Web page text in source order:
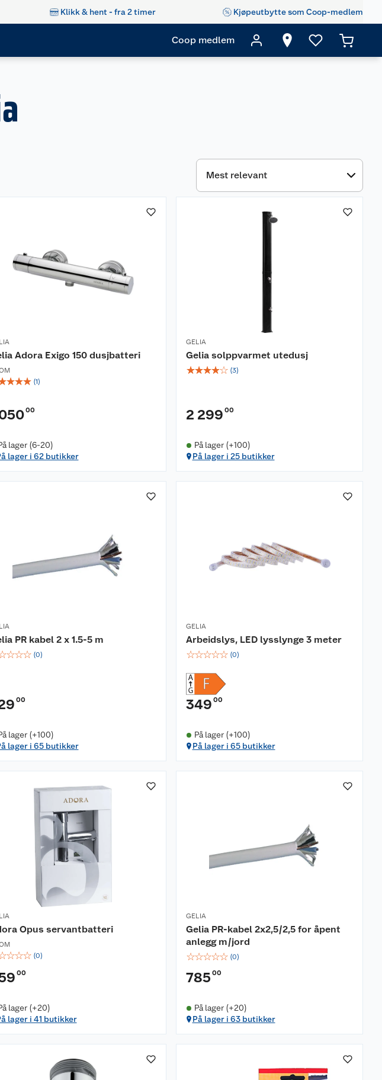
Klikk & hent - fra 2 timer Kjøpeutbytte som Coop-medlem
Coop medlem
Adora Exigo 150 dusjbatteri
☆☆☆ (1)
00
lager (6-20)
lager i 62 butikker
GELIA
Gelia solppvarmet utedusj
☆☆☆☆☆ (3)
2 299 00
På lager (+100)
På lager i 25 butikker
PR kabel 2 x 1.5-5 m
☆☆☆ (0)
00
lager (+100)
lager i 65 butikker
GELIA
Arbeidslys, LED lysslynge 3 meter
☆☆☆☆☆ (0)
349 00
På lager (+100)
På lager i 65 butikker
Opus servantbatteri
☆☆☆ (0)
00
lager (+20)
lager i 41 butikker
GELIA
Gelia PR-kabel 2x2,5/2,5 for åpent
anlegg m/jord
☆☆☆☆☆ (0)
785 00
På lager (+20)
På lager i 63 butikker